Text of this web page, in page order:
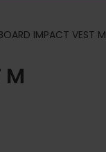
IMPACT VEST M
M